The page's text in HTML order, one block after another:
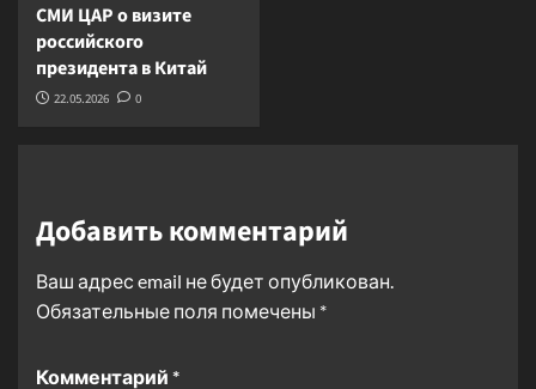
СМИ ЦАР о визите
российского
президента в Китай
22.05.2026 0
Добавить комментарий
Ваш адрес email не будет опубликован.
Обязательные поля помечены *
Комментарий *